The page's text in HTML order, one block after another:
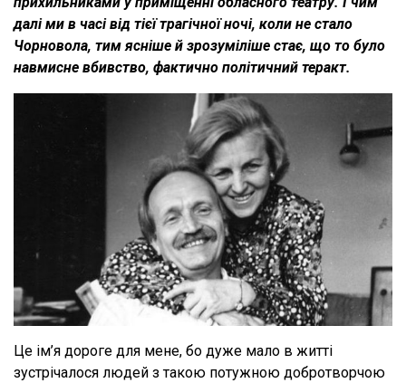
далі ми в часі від тієї трагічної ночі, коли не стало
Чорновола, тим ясніше й зрозуміліше стає, що то було
навмисне вбивство, фактично політичний теракт.
Це ім’я дороге для мене, бо дуже мало в житті
зустрічалося людей з такою потужною добротворчою